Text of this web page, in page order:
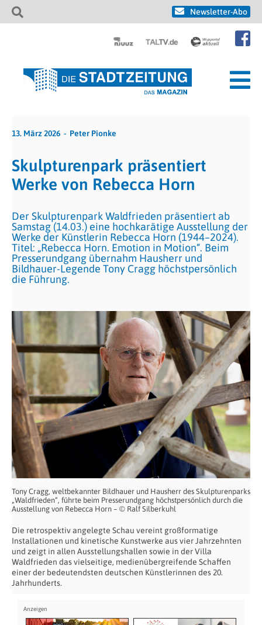
Newsletter-Abo
13. März 2026 Peter Pionke
Skulpturenpark präsentiert
Werke von Rebecca Horn
Der Skulpturenpark Waldfrieden präsentiert ab
Samstag (14.03.) eine hochkarätige Ausstellung der
Werke der Künstlerin Rebecca Horn (1944–2024).
Titel: „Rebecca Horn. Emotion in Motion“. Beim
Presserundgang übernahm Hausherr und
Bildhauer-Legende Tony Cragg höchstpersönlich
die Führung.
Tony Cragg, weltbekannter Bildhauer und Hausherr des Skulpturenparks
„Waldfrieden“, führte beim Presserundgang höchstpersönlich durch die
Ausstellung von Rebecca Horn – © Ralf Silberkuhl
Die retrospektiv angelegte Schau vereint großformatige
Installationen und kinetische Kunstwerke aus vier Jahrzehnten
und zeigt in allen Ausstellungshallen sowie in der Villa
Waldfrieden das vielseitige, medienübergreifende Schaffen
einer der bedeutendsten deutschen Künstlerinnen des 20.
Jahrhunderts.